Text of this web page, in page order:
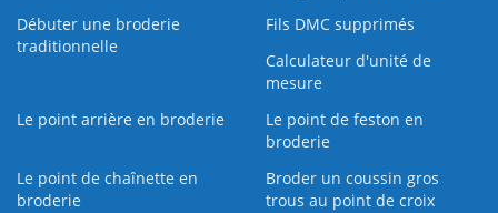
Débuter une broderie
traditionnelle
Fils DMC supprimés
Calculateur d'unité de
mesure
Le point arrière en broderie
Le point de feston en
broderie
Le point de chaînette en
broderie
Broder un coussin gros
trous au point de croix